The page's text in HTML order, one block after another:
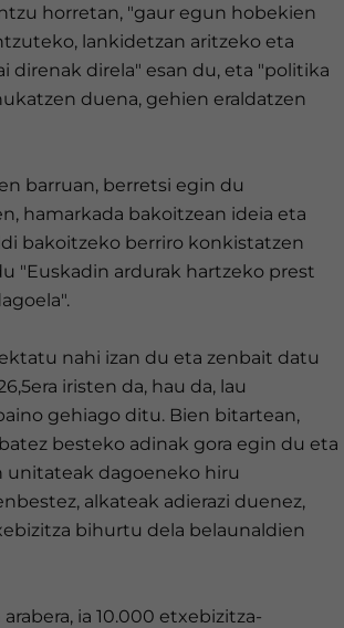
horretan, "gaur egun hobekien
lankidetzan aritzeko eta
direnak direla" esan du, eta "politika
duena, gehien eraldatzen
barruan, berretsi egin du
hamarkada bakoitzean ideia eta
bakoitzeko berriro konkistatzen
"Euskadin ardurak hartzeko prest
nahi izan du eta zenbait datu
iristen da, hau da, lau
gehiago ditu. Bien bitartean,
besteko adinak gora egin du eta
unitateak dagoeneko hiru
alkateak adierazi duenez,
bihurtu dela belaunaldien
ia 10.000 etxebizitza-